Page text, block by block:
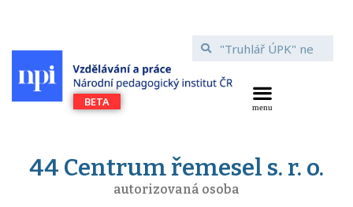
44 Centrum řemesel s. r. o.
autorizovaná osoba